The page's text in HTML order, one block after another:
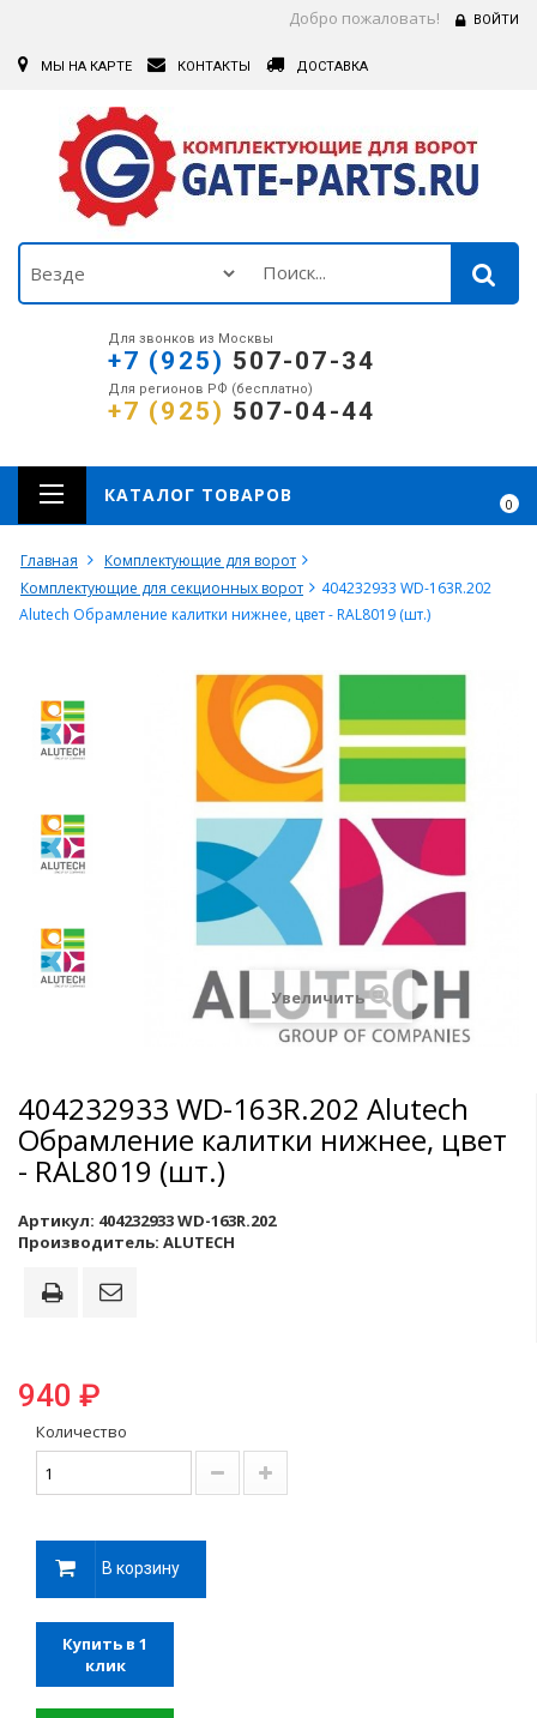
Добро пожаловать! ВОЙТИ
МЫ НА КАРТЕ КОНТАКТЫ ДОСТАВКА
Для звонков из Москвы
+7 (925) 507-07-34
Для регионов РФ (бесплатно)
+7 (925) 507-04-44
0
КАТАЛОГ ТОВАРОВ
Главная
Комплектующие для ворот
Комплектующие для секционных ворот
404232933 WD-163R.202
Alutech Обрамление калитки нижнее, цвет - RAL8019 (шт.)
Увеличить
404232933 WD-163R.202 Alutech
Обрамление калитки нижнее, цвет
- RAL8019 (шт.)
Артикул: 404232933 WD-163R.202
Производитель: ALUTECH
940 ₽
Количество
В корзину
Купить в 1
клик